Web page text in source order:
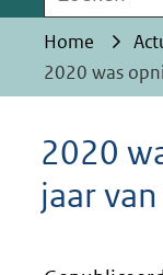
geweigerd.
Home
2020 was
2020
jaar